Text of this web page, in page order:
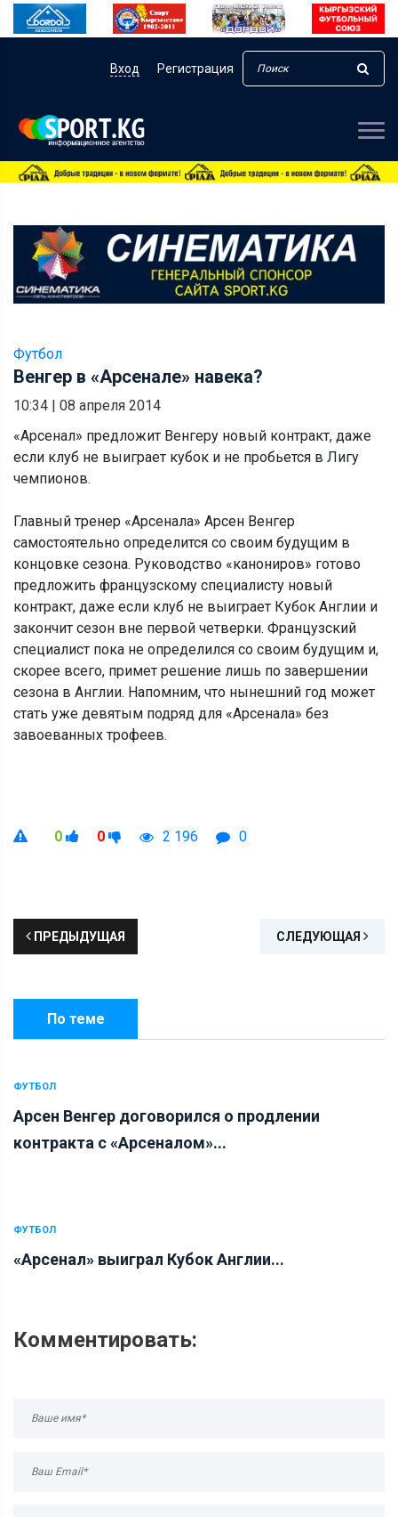
Вход Регистрация
Футбол
Венгер в «Арсенале» навека?
10:34 | 08 апреля 2014
«Арсенал» предложит Венгеру новый контракт, даже
если клуб не выиграет кубок и не пробьется в Лигу
чемпионов.
Главный тренер «Арсенала» Арсен Венгер
самостоятельно определится со своим будущим в
концовке сезона. Руководство «канониров» готово
предложить французскому специалисту новый
контракт, даже если клуб не выиграет Кубок Англии и
закончит сезон вне первой четверки. Французский
специалист пока не определился со своим будущим и,
скорее всего, примет решение лишь по завершении
сезона в Англии. Напомним, что нынешний год может
стать уже девятым подряд для «Арсенала» без
завоеванных трофеев.
0 0 2 196 0
ПРЕДЫДУЩАЯ СЛЕДУЮЩАЯ
По теме
ФУТБОЛ
Арсен Венгер договорился о продлении
контракта с «Арсеналом»...
ФУТБОЛ
«Арсенал» выиграл Кубок Англии...
Комментировать: